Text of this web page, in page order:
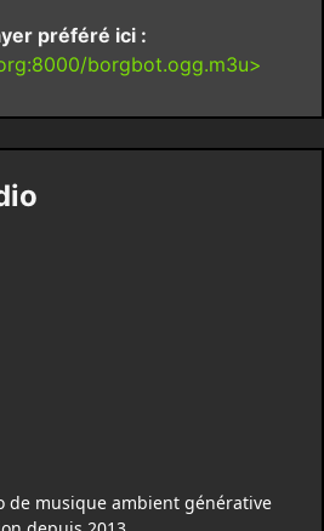
préféré ici :
borgbot.ogg.m3u>
de musique ambient générative